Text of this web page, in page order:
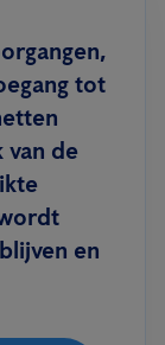
tot
van de
en